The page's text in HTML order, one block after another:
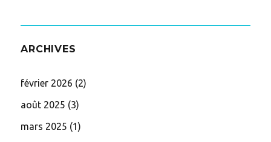
ARCHIVES
février 2026 (2)
août 2025 (3)
mars 2025 (1)